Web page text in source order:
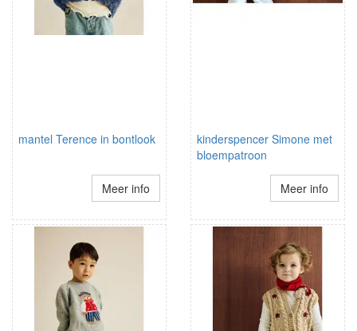
mantel Terence in bontlook
Meer info
kinderspencer Simone met
bloempatroon
Meer info